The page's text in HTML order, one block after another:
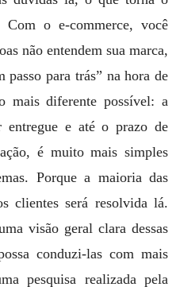
Com o e-commerce, você
não entendem sua marca,
passo para trás” na hora de
mais diferente possível: a
entregue e até o prazo de
é muito mais simples
Porque a maioria das
clientes será resolvida lá.
visão geral clara dessas
conduzi-las com mais
pesquisa realizada pela